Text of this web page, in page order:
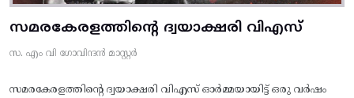
സമരകേരളത്തിൻ്റെ ദ്വയാക്ഷരി വിഎസ്
സ. എം വി ഗോവിന്ദൻ മാസ്റ്റർ
സമരകേരളത്തിൻ്റെ ദ്വയാക്ഷരി വിഎസ് ഓർമ്മയായിട്ട് ഒരു വർഷം